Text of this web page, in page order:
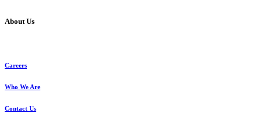
About Us
Careers
Who We Are
Contact Us